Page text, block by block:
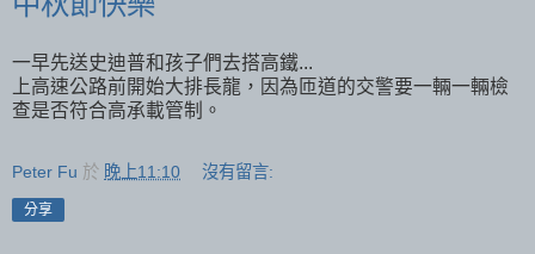
一早先送史迪普和孩子們去搭高鐵...
上高速公路前開始大排長龍，因為匝道的交警要一輛一輛檢
查是否符合高承載管制。
Peter Fu 於 晚上11:10 沒有留言:
分享